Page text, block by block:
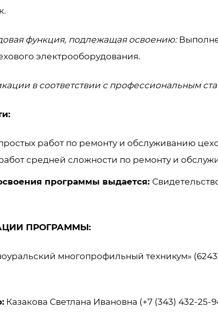
функция, подлежащая освоению:
электрооборудования.
в соответствии с профессиональным
работ по ремонту и обслуживанию
средней сложности по ремонту и
программы выдается:
ПРОГРАММЫ:
многопрофильный техникум»
Казакова Светлана Ивановна (+7 (343) 432-25-